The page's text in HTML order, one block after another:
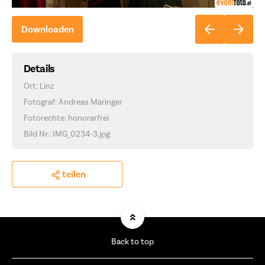
Downloaden
Details
Ort: Linz
Fotograf: Andreas Maringer
Fotorechte: honorarfrei
Bild Nr.: IMG_0234-3.jpg
teilen
Back to top